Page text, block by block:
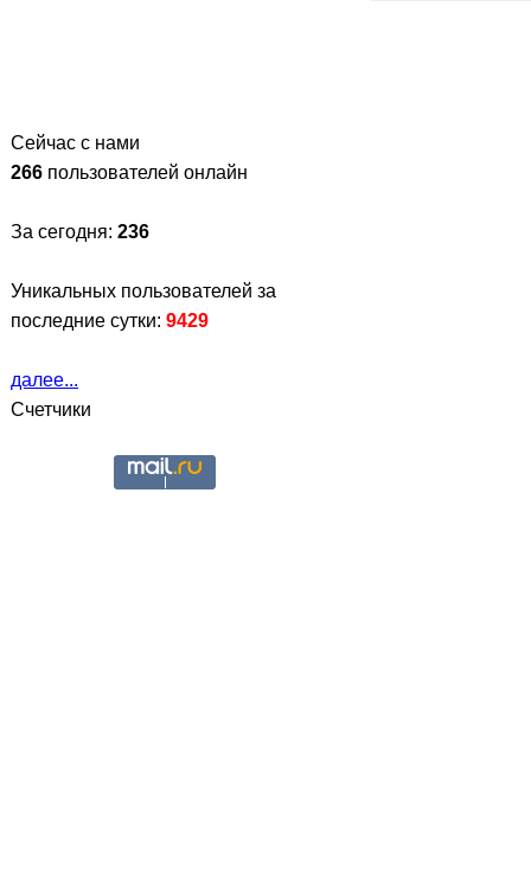
Сейчас с нами
266 пользователей онлайн
За сегодня: 236
Уникальных пользователей за
последние сутки: 9429
далее...
Счетчики